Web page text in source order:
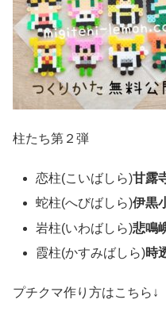
柱たち第２弾
恋柱(こいばしら)甘露
蛇柱(へびばしら)伊黒
岩柱(いわばしら)悲鳴
霞柱(かすみばしら)時
プチクマ作り方はこちら↓